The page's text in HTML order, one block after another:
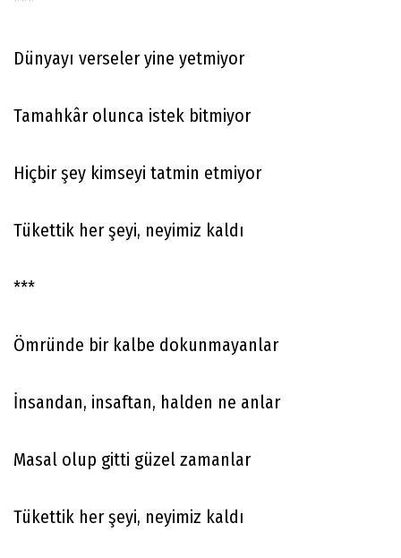
Dünyayı verseler yine yetmiyor
Tamahkâr olunca istek bitmiyor
Hiçbir şey kimseyi tatmin etmiyor
Tükettik her şeyi, neyimiz kaldı
***
Ömründe bir kalbe dokunmayanlar
İnsandan, insaftan, halden ne anlar
Masal olup gitti güzel zamanlar
Tükettik her şeyi, neyimiz kaldı